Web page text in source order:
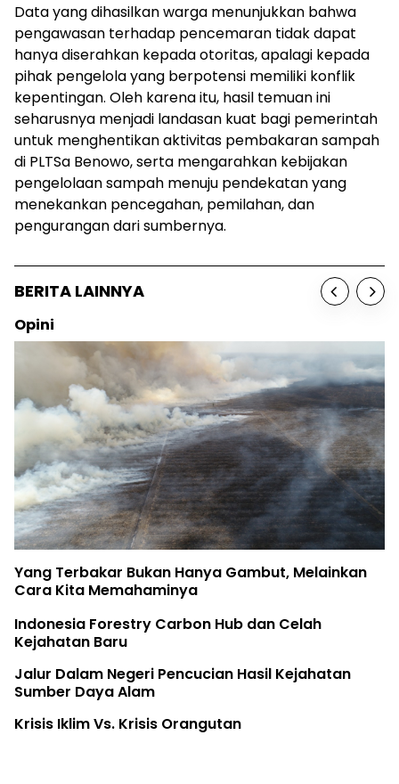
Data yang dihasilkan warga menunjukkan bahwa
pengawasan terhadap pencemaran tidak dapat
hanya diserahkan kepada otoritas, apalagi kepada
pihak pengelola yang berpotensi memiliki konflik
kepentingan. Oleh karena itu, hasil temuan ini
seharusnya menjadi landasan kuat bagi pemerintah
untuk menghentikan aktivitas pembakaran sampah
di PLTSa Benowo, serta mengarahkan kebijakan
pengelolaan sampah menuju pendekatan yang
menekankan pencegahan, pemilahan, dan
pengurangan dari sumbernya.
BERITA LAINNYA
Opini
Yang Terbakar Bukan Hanya Gambut, Melainkan
Cara Kita Memahaminya
Indonesia Forestry Carbon Hub dan Celah
Kejahatan Baru
Jalur Dalam Negeri Pencucian Hasil Kejahatan
Sumber Daya Alam
Krisis Iklim Vs. Krisis Orangutan